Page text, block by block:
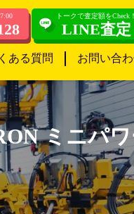
トークで査定額をCheck！
LINE査定
ある質問 お問い合
ミニパ